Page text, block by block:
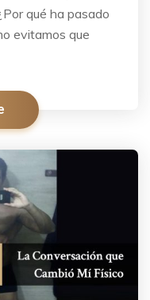
qué ha pasado
evitamos que